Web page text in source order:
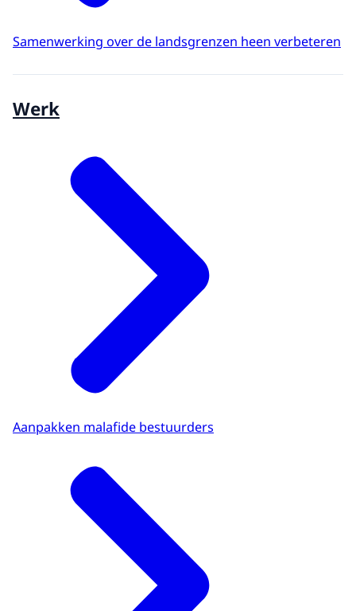
Samenwerking over de landsgrenzen heen verbeteren
Werk
Aanpakken malafide bestuurders